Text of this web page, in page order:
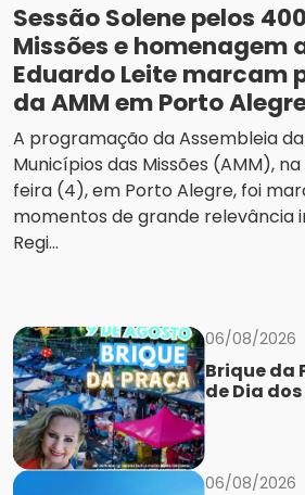
Sessão Solene pelos
Missões e homenagem
Eduardo Leite marcam
da AMM em Porto
A programação da Assembleia
Municípios das Missões (AMM),
feira (4), em Porto Alegre, foi
momentos de grande relevância
Regi...
06/08/2026
Brique da
de Dia dos
06/08/2026